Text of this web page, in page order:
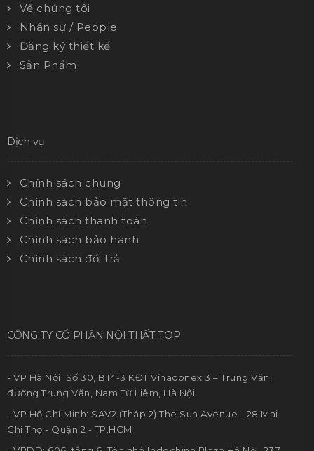
Về chúng tôi
Nhân sự / People
Đăng ký thiết kế
Sản Phẩm
Dịch vụ
Chính sách chung
Chính sách bảo mật thông tin
Chính sách thanh toán
Chính sách bảo hành
Chính sách đổi trả
CÔNG TY CỔ PHẦN NỘI THẤT TOP
- VP Hà Nội: Số 30, BT4-3 KĐT Vinaconex 3 – Trung Văn,
đường Trung Văn, Nam Từ Liêm, Hà Nội.
- VP Hồ Chí Minh: SAV2 (Tháp 2) The Sun Avenue - 28 Mai
Chí Thọ - Quận 2 - TP.HCM